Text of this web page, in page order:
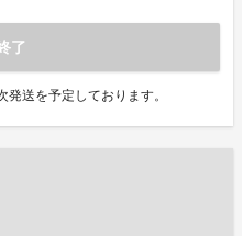
了
送を予定しております。